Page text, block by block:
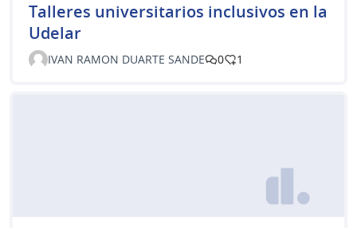
Talleres universitarios inclusivos en la
Udelar
IVAN RAMON DUARTE SANDE 0 1